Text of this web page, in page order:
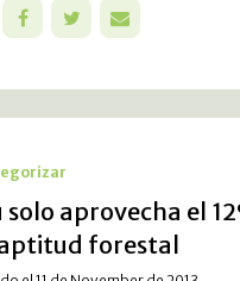
solo aprovecha el
forestal